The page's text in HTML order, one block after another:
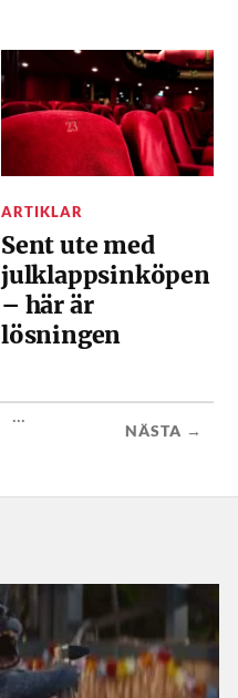
ARTIKLAR
Sent ute med
julklappsinköpen
– här är
lösningen
...
NÄSTA →